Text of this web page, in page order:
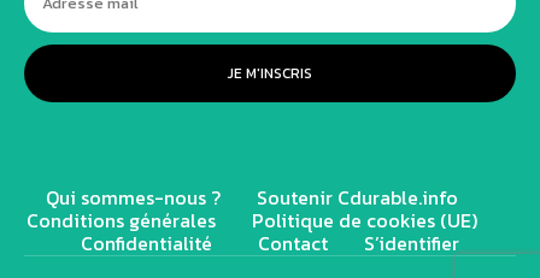
JE M'INSCRIS
Qui sommes-nous ? Soutenir Cdurable.info
Conditions générales Politique de cookies (UE)
Confidentialité Contact S’identifier